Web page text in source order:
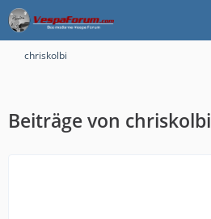
chriskolbi
Beiträge von chriskolbi